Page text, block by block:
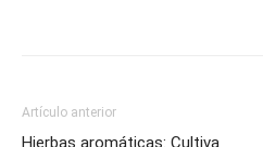
Artículo anterior
Hierbas aromáticas: Cultiva